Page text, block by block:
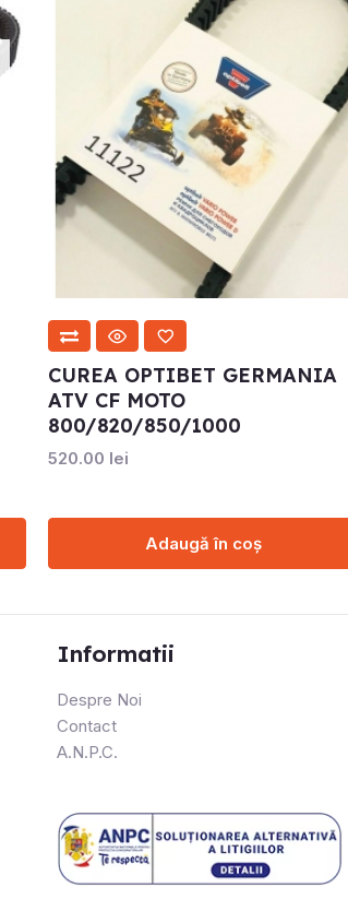
CUREA OPTIBET GERMANIA
ATV CF MOTO
800/820/850/1000
520.00 lei
Adaugă în coș
Informatii
Despre Noi
Contact
A.N.P.C.